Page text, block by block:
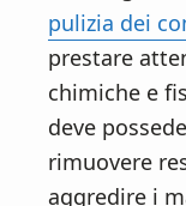
pulizia dei
prestare
chimiche e
deve
rimuovere
aggredire i